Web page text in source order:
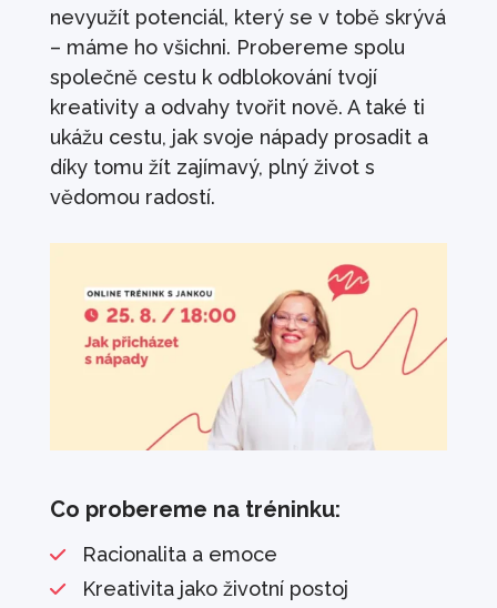
nevyužít potenciál, který se v tobě skrývá
– máme ho všichni. Probereme spolu
společně cestu k odblokování tvojí
kreativity a odvahy tvořit nově. A také ti
ukážu cestu, jak svoje nápady prosadit a
díky tomu žít zajímavý, plný život s
vědomou radostí.
Co probereme na tréninku:
Racionalita a emoce
Kreativita jako životní postoj